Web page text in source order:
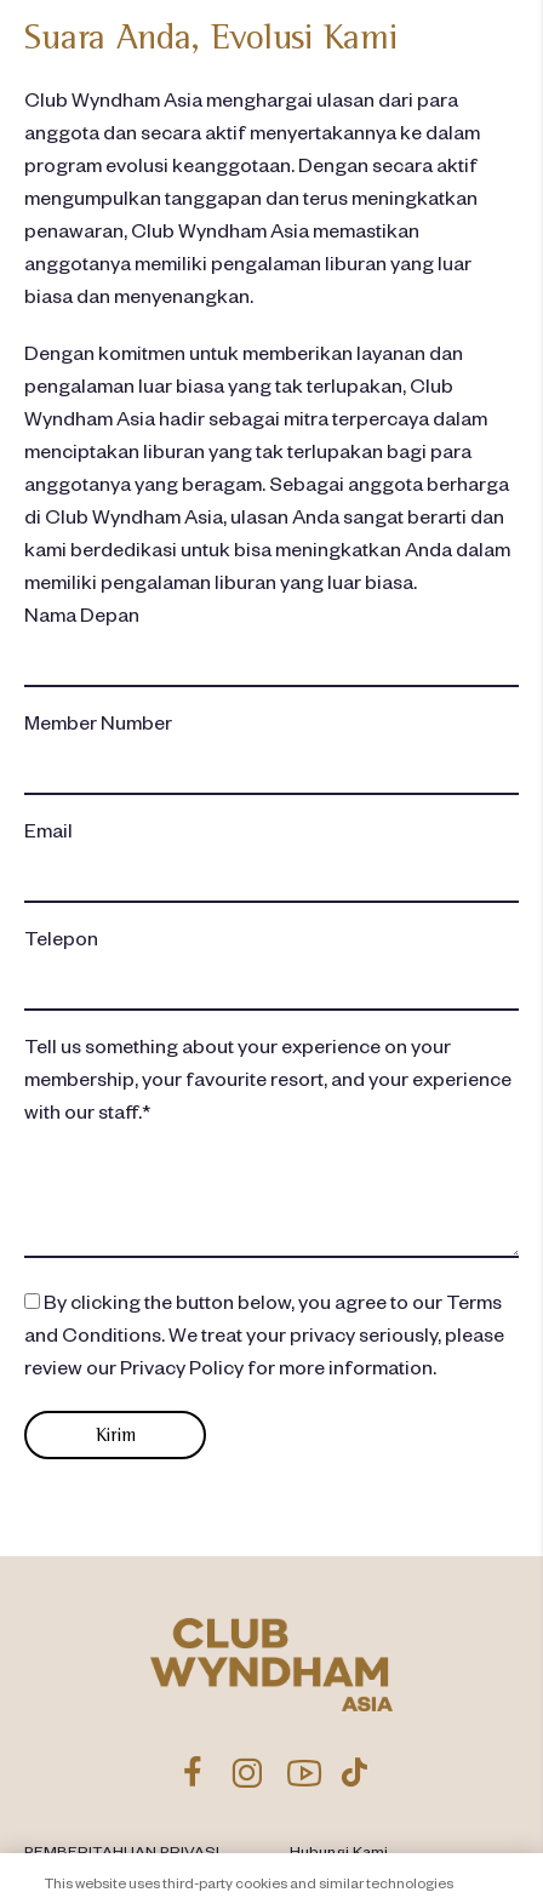
Suara Anda, Evolusi Kami
Club Wyndham Asia menghargai ulasan dari para
anggota dan secara aktif menyertakannya ke dalam
program evolusi keanggotaan. Dengan secara aktif
mengumpulkan tanggapan dan terus meningkatkan
penawaran, Club Wyndham Asia memastikan
anggotanya memiliki pengalaman liburan yang luar
biasa dan menyenangkan.
Dengan komitmen untuk memberikan layanan dan
pengalaman luar biasa yang tak terlupakan, Club
Wyndham Asia hadir sebagai mitra terpercaya dalam
menciptakan liburan yang tak terlupakan bagi para
anggotanya yang beragam. Sebagai anggota berharga
di Club Wyndham Asia, ulasan Anda sangat berarti dan
kami berdedikasi untuk bisa meningkatkan Anda dalam
memiliki pengalaman liburan yang luar biasa.
Nama Depan
Member Number
Email
Telepon
Tell us something about your experience on your
membership, your favourite resort, and your experience
with our staff.*
By clicking the button below, you agree to our Terms
and Conditions. We treat your privacy seriously, please
review our Privacy Policy for more information.
PEMBERITAHUAN PRIVASI
About Travel + Leisure Co
Hubungi Kami
Peta Situs
This website uses third-party cookies and similar technologies